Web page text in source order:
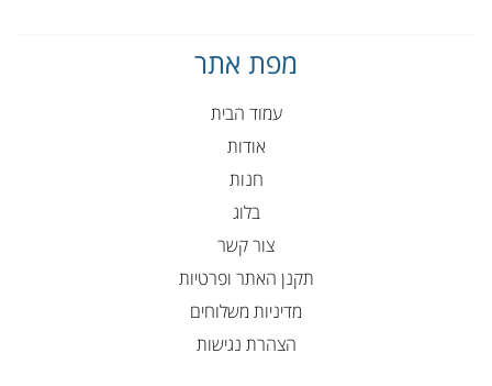
מפת אתר
עמוד הבית
אודות
חנות
בלוג
צור קשר
תקנן האתר ופרטיות
מדיניות משלוחים
הצהרת נגישות